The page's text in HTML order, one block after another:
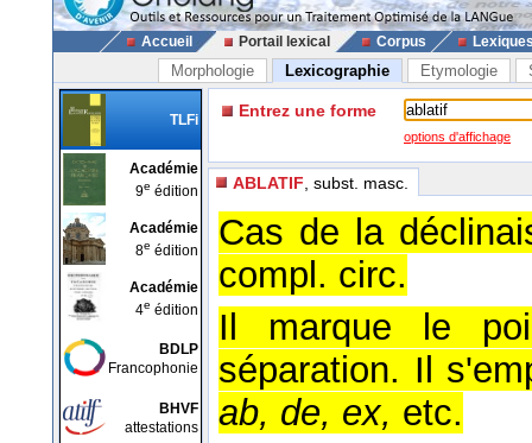
Accueil Portail lexical Corpus
Morphologie Lexicographie Etymologie
TLFi
Académie
9e édition
Académie
8e édition
Académie
4e édition
BDLP
Francophonie
BHVF
attestations
Entrez une forme
options d'affichage
ABLATIF , subst. masc.
Cas de la
compl. circ.
Il marque le
séparation. Il
ab, de, ex, etc.